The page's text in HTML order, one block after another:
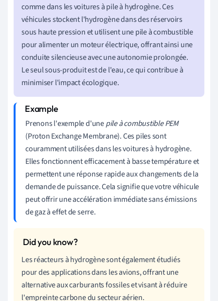
comme dans les voitures à pile à hydrogène. Ces
véhicules stockent l'hydrogène dans des réservoirs
sous haute pression et utilisent une pile à combustible
pour alimenter un moteur électrique, offrant ainsi une
conduite silencieuse avec une autonomie prolongée.
Le seul sous-produit est de l'eau, ce qui contribue à
minimiser l'impact écologique.
Prenons l'exemple d'unepile à combustible PEM
(Proton Exchange Membrane). Ces piles sont
couramment utilisées dans les voitures à hydrogène.
Elles fonctionnent efficacement à basse température et
permettent une réponse rapide aux changements de la
demande de puissance. Cela signifie que votre véhicule
peut offrir une accélération immédiate sans émissions
de gaz à effet de serre.
Les réacteurs à hydrogène sont également étudiés
pour des applications dans les avions, offrant une
alternative aux carburants fossiles et visant à réduire
l'empreinte carbone du secteur aérien.